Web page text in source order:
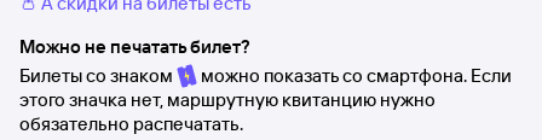
Можно не печатать билет?
Билеты со знаком
можно показать со смартфона. Если
этого значка нет, маршрутную квитанцию нужно
обязательно распечатать.